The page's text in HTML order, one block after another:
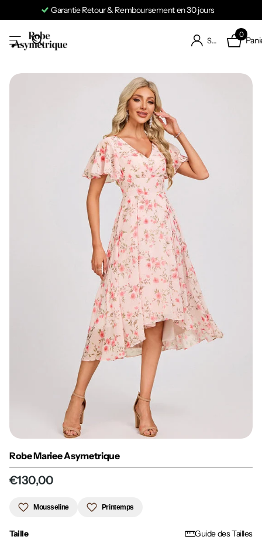
Garantie Retour & Remboursement en 30 jours
S'identifier
0
Robe Mariee Asymetrique
€130,00
Mousseline Printemps
Taille Guide des Tailles